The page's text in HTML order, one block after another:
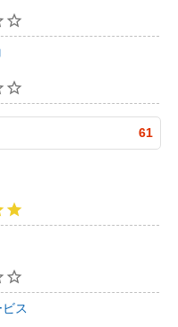
61
ス